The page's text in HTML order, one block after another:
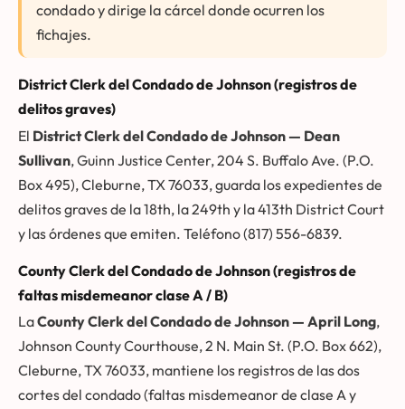
condado y dirige la cárcel donde ocurren los
fichajes.
District Clerk del Condado de Johnson (registros de
delitos graves)
El District Clerk del Condado de Johnson — Dean
Sullivan, Guinn Justice Center, 204 S. Buffalo Ave. (P.O.
Box 495), Cleburne, TX 76033, guarda los expedientes de
delitos graves de la 18th, la 249th y la 413th District Court
y las órdenes que emiten. Teléfono (817) 556-6839.
County Clerk del Condado de Johnson (registros de
faltas misdemeanor clase A / B)
LaCounty Clerk del Condado de Johnson — April Long,
Johnson County Courthouse, 2 N. Main St. (P.O. Box 662),
Cleburne, TX 76033, mantiene los registros de las dos
cortes del condado (faltas misdemeanor de clase A y